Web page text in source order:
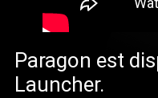
Paragon est
Launcher.